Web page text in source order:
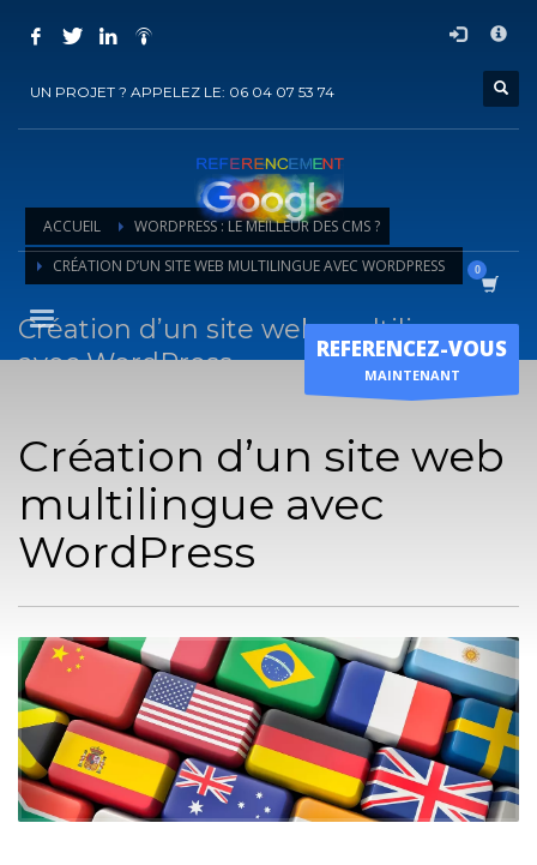
COMMENT ACHETER UN PRESTATION DE
Ajouter la prestation au panier
Vous recevrez sous 5 jours ouvrés un mail deconfirmationde
l'exécution de la prestation
Horaire d'ouverture
UN PROJET ? APPELEZ LE: 06 04 07 53 74
REFERENCEZ-VOUS
MAINTENANT
ACCUEIL
WORDPRESS : LE MEILLEUR DES CMS ?
CRÉATION D’UN SITE WEB MULTILINGUE AVEC WORDPRESS
Création d’un site web multilingue
avec WordPress
Création d’un site web
multilingue avec
WordPress